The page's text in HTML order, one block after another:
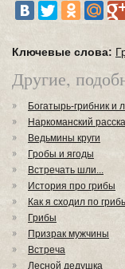
Ключевые слова:
Другие,
Богатырь-грибник и
Наркоманский
Ведьмины круги
Гробы и ягоды
Встречать шли...
История про грибы
Как я сходил по
Грибы
Призрак мужчины
Встреча
Лесной дедушка